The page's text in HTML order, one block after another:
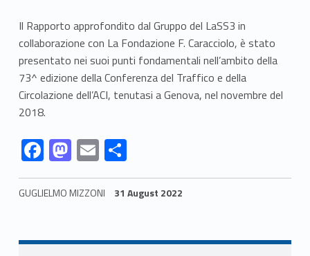
Il Rapporto approfondito dal Gruppo del LaSS3 in
collaborazione con La Fondazione F. Caracciolo, è stato
presentato nei suoi punti fondamentali nell’ambito della
73^ edizione della Conferenza del Traffico e della
Circolazione dell’ACI, tenutasi a Genova, nel novembre del
2018.
Link identifier #identifier__4373-1
F
ac
e
o
Link identifier #identifier__151805-2 M
as
to
o
Link identifier #identifier__105813-3 E
m
ai
Link identifier #identifier__115845-4 S
h
ar
GUGLIELMO MIZZONI 31 August 2022